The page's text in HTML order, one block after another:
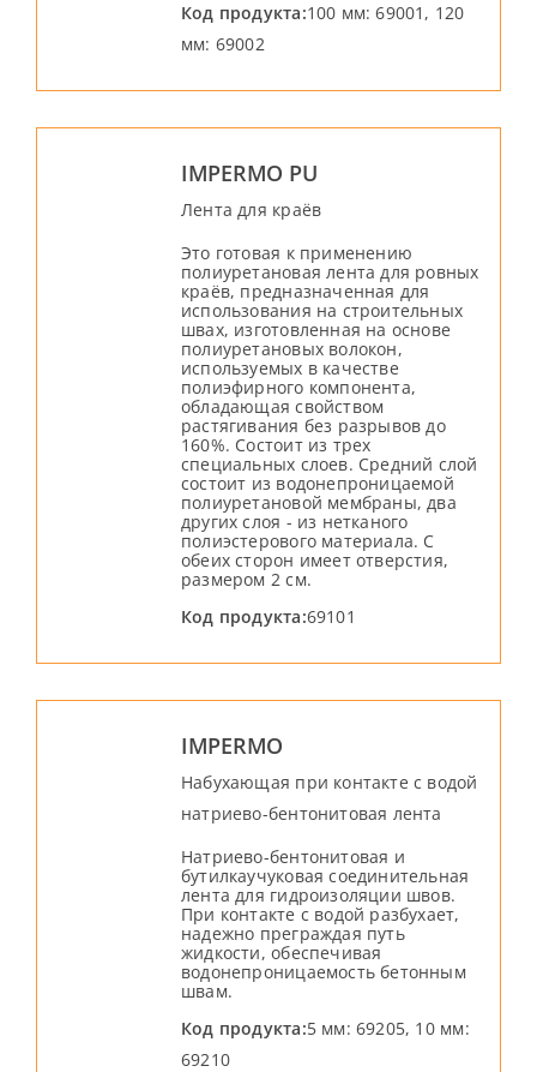
Код продукта:100 мм: 69001, 120
мм: 69002
IMPERMO PU
Лента для краёв
Это готовая к применению
полиуретановая лента для ровных
краёв, предназначенная для
использования на строительных
швах, изготовленная на основе
полиуретановых волокон,
используемых в качестве
полиэфирного компонента,
обладающая свойством
растягивания без разрывов до
160%. Состоит из трех
специальных слоев. Средний слой
состоит из водонепроницаемой
полиуретановой мембраны, два
других слоя - из нетканого
полиэстерового материала. С
обеих сторон имеет отверстия,
размером 2 см.
Код продукта:69101
IMPERMO
Набухающая при контакте с водой
натриево-бентонитовая лента
Натриево-бентонитовая и
бутилкаучуковая соединительная
лента для гидроизоляции швов.
При контакте с водой разбухает,
надежно преграждая путь
жидкости, обеспечивая
водонепроницаемость бетонным
швам.
Код продукта:5 мм: 69205, 10 мм:
69210